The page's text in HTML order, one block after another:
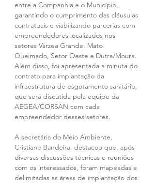
entre a Companhia e o Município,
garantindo o cumprimento das cláusulas
contratuais e viabilizando parcerias com
empreendedores localizados nos
setores Várzea Grande, Mato
Queimado, Setor Oeste e Dutra/Moura.
Além disso, foi apresentada a minuta do
contrato para implantação da
infraestrutura de esgotamento sanitário,
que será discutida pela equipe da
AEGEA/CORSAN com cada
empreendedor desses setores.
A secretária do Meio Ambiente,
Cristiane Bandeira, destacou que, após
diversas discussões técnicas e reuniões
com os interessados, foram mapeadas e
delimitadas as áreas de implantação dos